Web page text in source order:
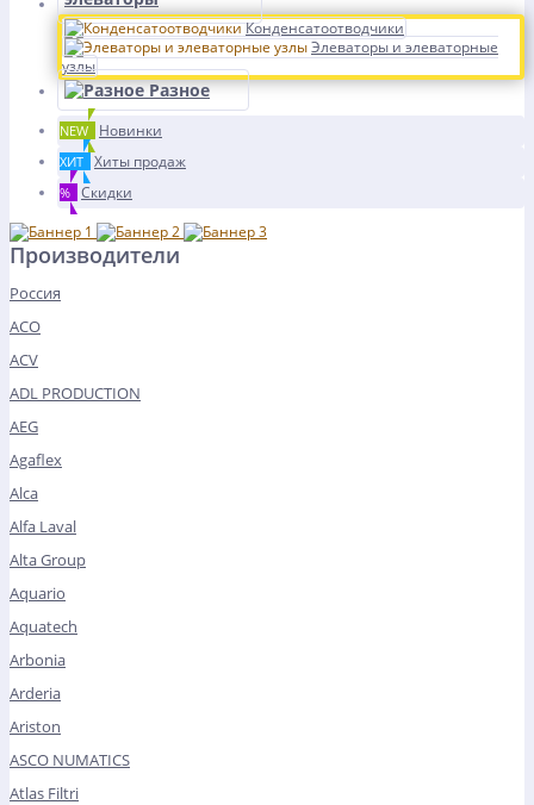
Конденсатоотводчики
Элеваторы и элеваторные
узлы
Разное
NEW Новинки
ХИТ Хиты продаж
% Скидки
Производители
Россия
ACO
ACV
ADL PRODUCTION
AEG
Agaflex
Alca
Alfa Laval
Alta Group
Aquario
Aquatech
Arbonia
Arderia
Ariston
ASCO NUMATICS
Atlas Filtri